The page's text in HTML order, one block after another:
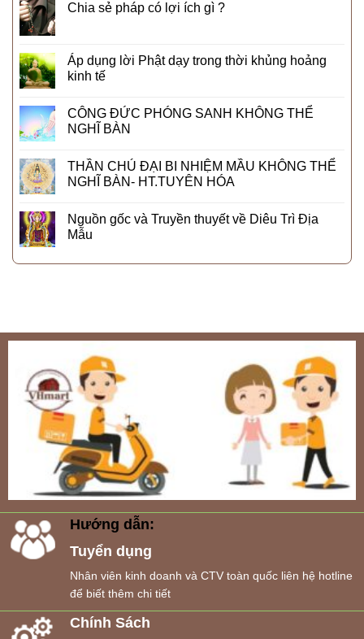
Chia sẻ pháp có lợi ích gì ?
Áp dụng lời Phật dạy trong thời khủng hoảng
kinh tế
CÔNG ĐỨC PHÓNG SANH KHÔNG THỂ
NGHĨ BÀN
THẦN CHÚ ĐẠI BI NHIỆM MẦU KHÔNG THỂ
NGHĨ BÀN- HT.TUYÊN HÓA
Nguồn gốc và Truyền thuyết về Diêu Trì Địa
Mẫu
Hướng dẫn:
Tuyển dụng
Nhân viên kinh doanh và CTV toàn quốc liên hệ hotline
để biết thêm chi tiết
Chính Sách